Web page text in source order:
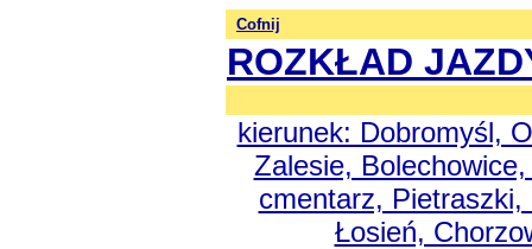
Cofnij
ROZKŁAD
kierunek: Dobromyśl,
Zalesie,
cmentarz, Pietraszki,
Łosień,